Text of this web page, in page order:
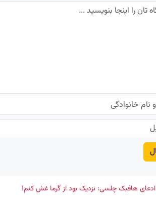
ادعای هافبک چلسی: نزدیک بود از گرما غش کنم!